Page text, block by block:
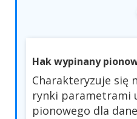
Hak wypinany
Charakteryzuje się
rynki parametrami
pionowego dla